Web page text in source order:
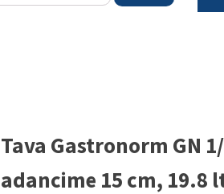
Tava Gastronorm GN
adancime 15 cm, 19.8